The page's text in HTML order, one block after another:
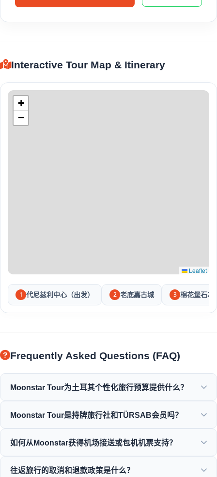
Interactive Tour Map & Itinerary
+
−
Leaflet
1 代尼兹利中心（出发） 2 老底嘉古城 3 棉花堡石灰
Frequently Asked Questions (FAQ)
Moonstar Tour为土耳其个性化旅行预算提供什么？
休闲目的，提供适合各种预算的超值选择。
Moonstar Tour是持牌旅行社和TÜRSAB会员吗？
TÜRSAB（土耳其旅行社协会）的骄傲成员，确保最大程度的
如何从Moonstar获得机场接送或包机机票支持？
进行机场接送、巴士票和包机航班预订。
往返旅行的取消和退款政策是什么？